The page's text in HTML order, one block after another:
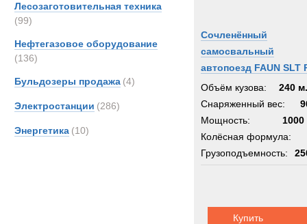
Лесозаготовительная техника
(99)
Нефтегазовое оборудование
(136)
Бульдозеры продажа (4)
Электростанции (286)
Энергетика (10)
Сочленённый
самосвальный
автопоезд FAUN SLT
Объём кузова:
240
Снаряженный вес:
Мощность:
1000
Колёсная формула:
Грузоподъемность:
Купить